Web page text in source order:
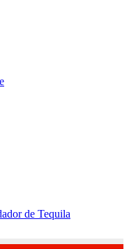
de Tequila